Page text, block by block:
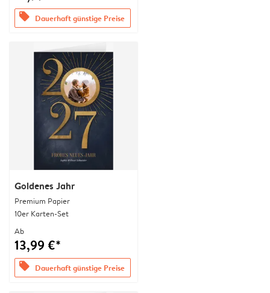
offers Dauerhaft günstige Preise
Goldenes Jahr
Premium Papier
10er Karten-Set
Ab
13,99 €*
offers Dauerhaft günstige Preise